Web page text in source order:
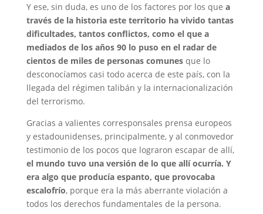
Y ese, sin duda, es uno de los factores por los que a
través de la historia este territorio ha vivido tantas
dificultades, tantos conflictos, como el que a
mediados de los años 90 lo puso en el radar de
cientos de miles de personas comunesque lo
desconocíamos casi todo acerca de este país, con la
llegada del régimen talibán y la internacionalización
del terrorismo.
Gracias a valientes corresponsales prensa europeos
y estadounidenses, principalmente, y al conmovedor
testimonio de los pocos que lograron escapar de allí,
el mundo tuvo una versión de lo que allí ocurría. Y
era algo que producía espanto, que provocaba
escalofrío, porque era la más aberrante violación a
todos los derechos fundamentales de la persona.